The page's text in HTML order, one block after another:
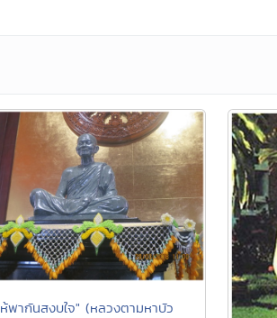
ห้พากันสงบใจ" (หลวงตามหาบัว